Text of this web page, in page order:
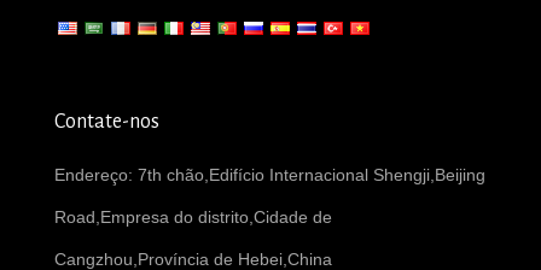
Contate-nos
Endereço: 7th chão,Edifício Internacional Shengji,Beijing
Road,Empresa do distrito,Cidade de
Cangzhou,Província de Hebei,China